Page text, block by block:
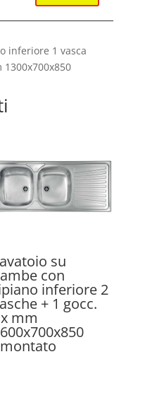
inferiore 1 vasca
1300x700x850
su
con
inferiore 2
+ 1 gocc.
mm